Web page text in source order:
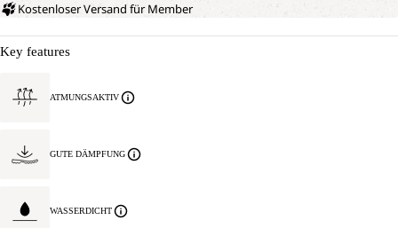
Kostenloser Versand für Member
Key features
ATMUNGSAKTIV
GUTE DÄMPFUNG
WASSERDICHT